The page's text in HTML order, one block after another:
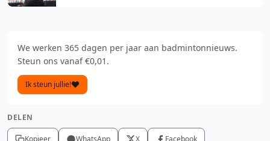
We werken 365 dagen per jaar aan badmintonnieuws.
Steun ons vanaf €0,01.
Ik steun jullie!
DELEN
Kopieer WhatsApp X Facebook